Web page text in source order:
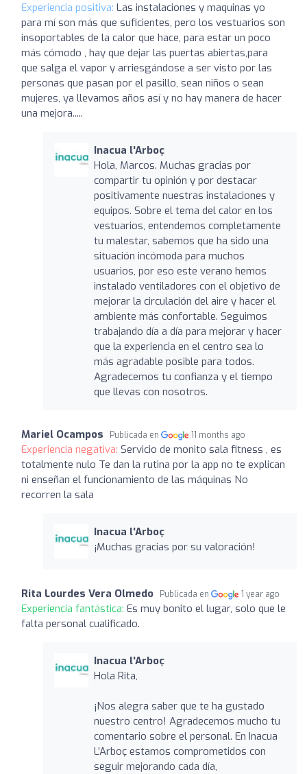
Experiencia positiva: Las instalaciones y maquinas yo
para mí son más que suficientes, pero los vestuarios son
insoportables de la calor que hace, para estar un poco
más cómodo , hay que dejar las puertas abiertas,para
que salga el vapor y arriesgándose a ser visto por las
personas que pasan por el pasillo, sean niños o sean
mujeres, ya llevamos años así y no hay manera de hacer
una mejora.....
Inacua l'Arboç
Hola, Marcos. Muchas gracias por
compartir tu opinión y por destacar
positivamente nuestras instalaciones y
equipos. Sobre el tema del calor en los
vestuarios, entendemos completamente
tu malestar, sabemos que ha sido una
situación incómoda para muchos
usuarios, por eso este verano hemos
instalado ventiladores con el objetivo de
mejorar la circulación del aire y hacer el
ambiente más confortable. Seguimos
trabajando día a día para mejorar y hacer
que la experiencia en el centro sea lo
más agradable posible para todos.
Agradecemos tu confianza y el tiempo
que llevas con nosotros.
Mariel Ocampos Publicada en 11 months ago
Experiencia negativa: Servicio de monito sala fitness , es
totalmente nulo Te dan la rutina por la app no te explican
ni enseñan el funcionamiento de las máquinas No
recorren la sala
Inacua l'Arboç
¡Muchas gracias por su valoración!
Rita Lourdes Vera Olmedo Publicada en 1 year ago
Experiencia fantástica: Es muy bonito el lugar, solo que le
falta personal cualificado.
Inacua l'Arboç
Hola Rita,
¡Nos alegra saber que te ha gustado
nuestro centro! Agradecemos mucho tu
comentario sobre el personal. En Inacua
L’Arboç estamos comprometidos con
seguir mejorando cada día,